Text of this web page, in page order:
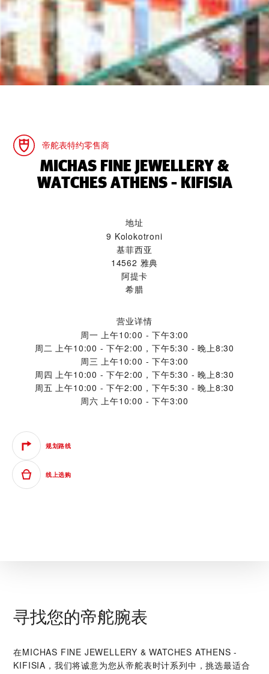
帝舵表特约零售商
‭MICHAS FINE JEWELLERY &
WATCHES ATHENS - KIFISIA‬
地址
9 Kolokotroni
基菲西亚
14562 雅典
阿提卡
希腊
营业详情
周一 上午10:00 - 下午3:00
周二 上午10:00 - 下午2:00，下午5:30 - 晚上8:30
周三 上午10:00 - 下午3:00
周四 上午10:00 - 下午2:00，下午5:30 - 晚上8:30
周五 上午10:00 - 下午2:00，下午5:30 - 晚上8:30
周六 上午10:00 - 下午3:00
规划路线
线上选购
寻找您的帝舵腕表
在‭MICHAS FINE JEWELLERY & WATCHES ATHENS -
KIFISIA‬，我们将诚意为您从帝舵表时计系列中，挑选最适合